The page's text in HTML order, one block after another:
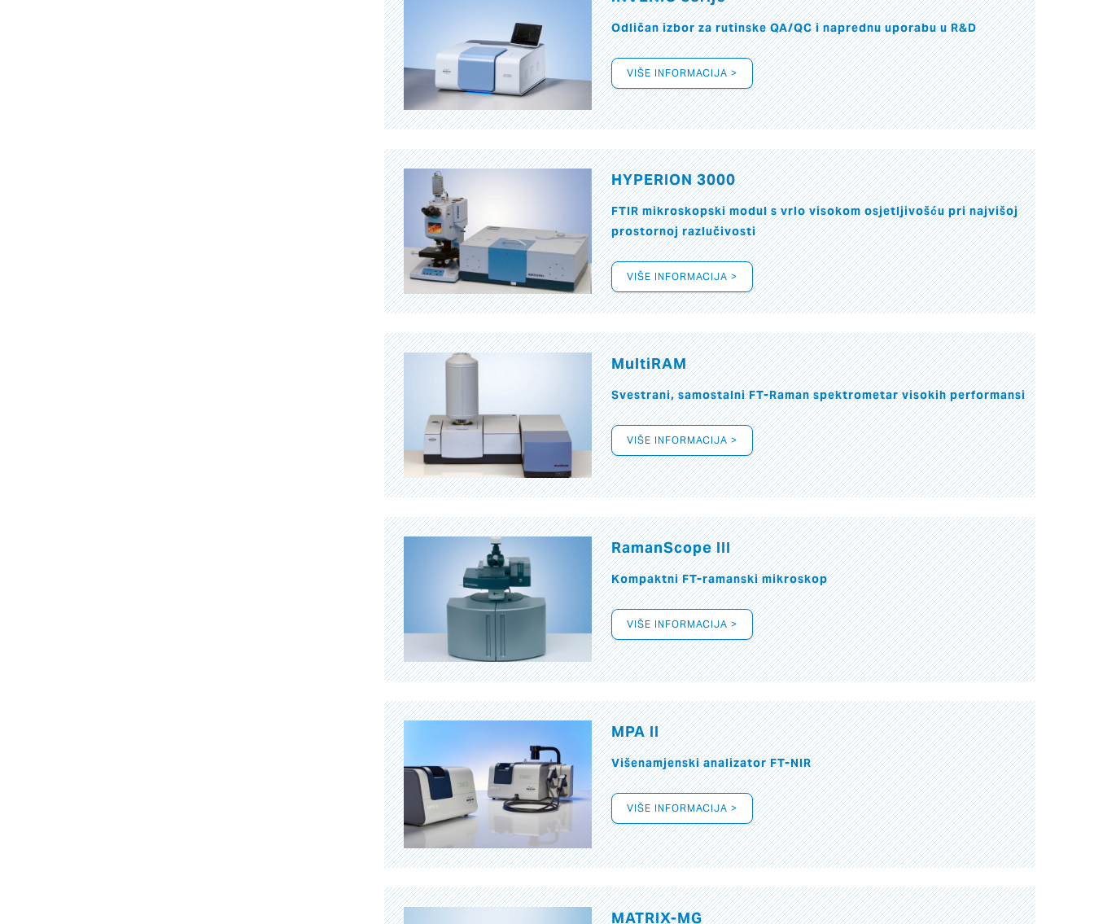
Odličan izbor za rutinske QA/QC i naprednu uporabu u R&D
VIŠE INFORMACIJA >
HYPERION 3000
FTIR mikroskopski modul s vrlo visokom osjetljivošću pri najvišoj
prostornoj razlučivosti
VIŠE INFORMACIJA >
MultiRAM
Svestrani, samostalni FT-Raman spektrometar visokih performansi
VIŠE INFORMACIJA >
RamanScope III
Kompaktni FT-ramanski mikroskop
VIŠE INFORMACIJA >
MPA II
Višenamjenski analizator FT-NIR
VIŠE INFORMACIJA >
MATRIX-MG